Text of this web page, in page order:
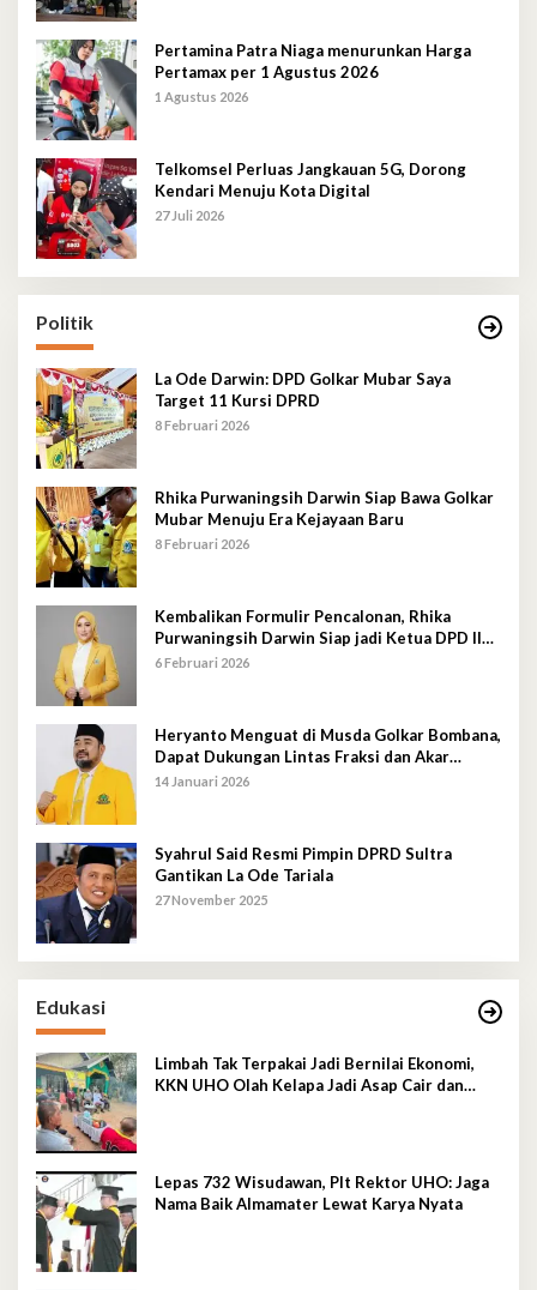
Pertamina Patra Niaga menurunkan Harga
Pertamax per 1 Agustus 2026
1 Agustus 2026
Telkomsel Perluas Jangkauan 5G, Dorong
Kendari Menuju Kota Digital
27 Juli 2026
Politik
La Ode Darwin: DPD Golkar Mubar Saya
Target 11 Kursi DPRD
8 Februari 2026
Rhika Purwaningsih Darwin Siap Bawa Golkar
Mubar Menuju Era Kejayaan Baru
8 Februari 2026
Kembalikan Formulir Pencalonan, Rhika
Purwaningsih Darwin Siap jadi Ketua DPD II
Golkar Mubar
6 Februari 2026
Heryanto Menguat di Musda Golkar Bombana,
Dapat Dukungan Lintas Fraksi dan Akar
Rumput
14 Januari 2026
Syahrul Said Resmi Pimpin DPRD Sultra
Gantikan La Ode Tariala
27 November 2025
Edukasi
Limbah Tak Terpakai Jadi Bernilai Ekonomi,
KKN UHO Olah Kelapa Jadi Asap Cair dan
Lepas 732 Wisudawan, Plt Rektor UHO: Jaga
Nama Baik Almamater Lewat Karya Nyata